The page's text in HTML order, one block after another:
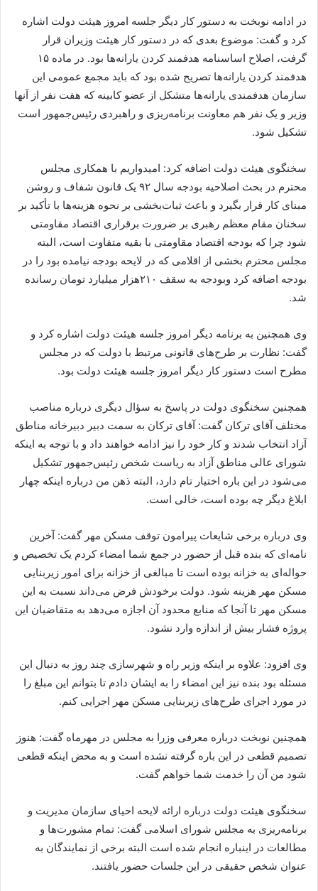
در ادامه نوبخت به دستور کار دیگر جلسه امروز هیئت دولت اشاره
کرد و گفت: موضوع بعدی که در دستور کار هیئت وزیران قرار
گرفت، اصلاح اساسنامه هدفمند کردن یارانه‌ها بود. در ماده ۱۵
هدفمند کردن یارانه‌ها تصریح شده بود که باید مجمع عمومی این
سازمان هدفمندی یارانه‌ها متشکل از عضو کابینه که هفت نفر از آنها
وزیر و یک نفر هم معاونت برنامه‌ریزی و راهبردی رئیس‌جمهور است
تشکیل شود.
سخنگوی هیئت دولت اضافه کرد: امیدواریم با همکاری مجلس
محترم در بحث اصلاحیه بودجه سال ۹۲ یک قانون شفاف و روشن
مبنای کار قرار بگیرد و باعث ثبات‌بخشی بر نحوه هزینه‌ها با تأکید بر
سخنان مقام معظم رهبری بر ضرورت برقراری اقتصاد مقاومتی
شود چرا که بودجه اقتصاد مقاومتی با بقیه متفاوت است، البته
مجلس محترم بخشی از اقلامی که در لایحه بودجه نیامده بود را در
بودجه اضافه کرد وبودجه به سقف ۲۱۰هزار میلیارد تومان رسانده
شد.
وی همچنین به برنامه دیگر امروز جلسه هیئت دولت اشاره کرد و
گفت: نظارت بر طرح‌های قانونی مرتبط با دولت که در مجلس
مطرح است دستور کار دیگر امروز جلسه هیئت دولت بود.
همچنین سخنگوی دولت در پاسخ به سؤال دیگری درباره مناصب
مختلف آقای ترکان گفت: آقای ترکان به سمت دبیر دبیرخانه مناطق
آزاد انتخاب شدند و کار خود را نیز ادامه خواهند داد و با توجه به اینکه
شورای عالی مناطق آزاد به ریاست شخص رئیس‌جمهور تشکیل
می‌شود در این باره اختیار تام دارد، البته ذهن من درباره اینکه چهار
ابلاغ دیگر چه بوده است، خالی است.
وی درباره برخی شایعات پیرامون توقف مسکن مهر گفت: آخرین
نامه‌ای که بنده قبل از حضور در جمع شما امضاء کردم یک تخصیص و
حواله‌ای به خزانه بوده است تا مبالغی از خزانه برای امور زیربنایی
مسکن مهر هزینه شود. دولت برخودش فرض می‌داند نسبت به این
مسکن مهر تا آنجا که منابع محدود آن اجازه می‌دهد به متقاضیان این
پروژه فشار بیش از اندازه وارد نشود.
وی افزود: علاوه بر اینکه وزیر راه و شهرسازی چند روز به دنبال این
مسئله بود بنده نیز این امضاء را به ایشان دادم تا بتوانم این مبلغ را
در مورد اجرای طرح‌های زیربنایی مسکن مهر اجرایی کنم.
همچنین نوبخت درباره معرفی وزرا به مجلس در مهرماه گفت: هنوز
تصمیم قطعی در این باره گرفته نشده است و به محض اینکه قطعی
شود من آن را خدمت شما خواهم گفت.
سخنگوی هیئت دولت درباره ارائه لایحه احیای سازمان مدیریت و
برنامه‌ریزی به مجلس شورای اسلامی گفت: تمام مشورت‌ها و
مطالعات در اینباره انجام شده است البته برخی از نمایندگان به
عنوان شخص حقیقی در این جلسات حضور یافتند.